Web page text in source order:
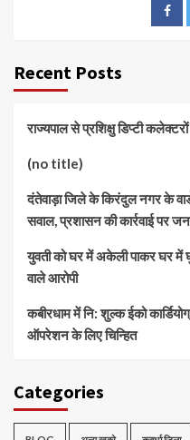
Recent Posts
राज्यपाल से प्रशिक्षु डिप्टी
(no title)
दंतेवाड़ा जिले के किरंदुल नगर के
सवाल, प्रशासन की कार्रवाई पर
युवती को घर में अकेली पाकर घर
वाले आरोपी
कबीरधाम में नि: शुल्क ईको
ऑपरेशन के लिए चिन्हित
Categories